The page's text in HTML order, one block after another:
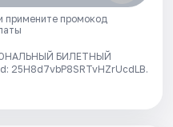
примените промокод
БИЛЕТНЫЙ
25H8d7vbP8SRTvHZrUcdLB.